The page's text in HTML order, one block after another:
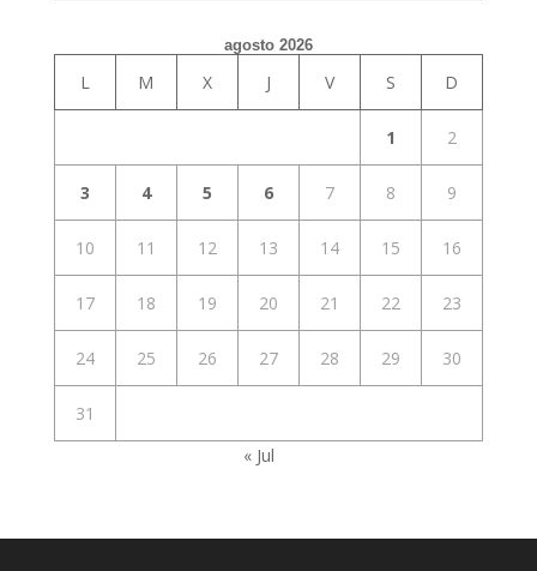
agosto 2026
L M X J V S D
1 2
3 4 5 6 7 8 9
10 11 12 13 14 15 16
17 18 19 20 21 22 23
24 25 26 27 28 29 30
31
« Jul